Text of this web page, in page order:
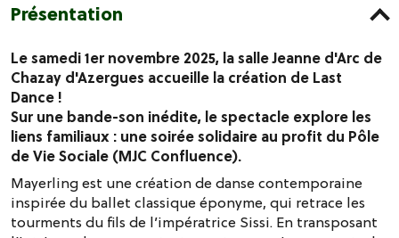
Présentation
Le samedi 1er novembre 2025, la salle Jeanne d'Arc de
Chazay d'Azergues accueille la création de Last
Dance !
Sur une bande-son inédite, le spectacle explore les
liens familiaux : une soirée solidaire au profit du Pôle
de Vie Sociale (MJC Confluence).
Mayerling est une création de danse contemporaine
inspirée du ballet classique éponyme, qui retrace les
tourments du fils de l’impératrice Sissi. En transposant